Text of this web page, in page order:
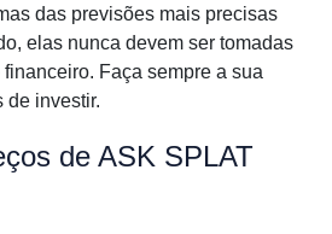
das previsões mais precisas
elas nunca devem ser tomadas
Faça sempre a sua
de investir.
de ASK SPLAT